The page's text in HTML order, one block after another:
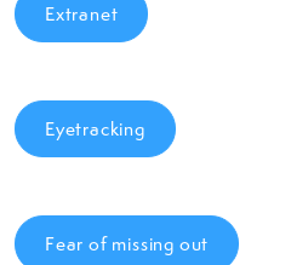
Extranet
Eyetracking
Fear of missing out